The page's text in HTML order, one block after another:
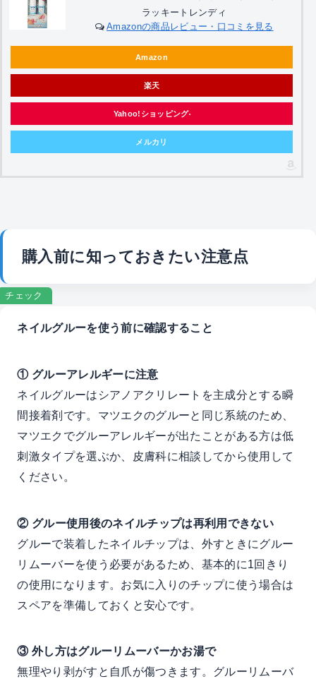
ラッキートレンディ
Amazonの商品レビュー・口コミを見る
Amazon
楽天
Yahoo!ショッピング
メルカリ
購入前に知っておきたい注意点
チェック
ネイルグルーを使う前に確認すること
① グルーアレルギーに注意
ネイルグルーはシアノアクリレートを主成分とする瞬
間接着剤です。マツエクのグルーと同じ系統のため、
マツエクでグルーアレルギーが出たことがある方は低
刺激タイプを選ぶか、皮膚科に相談してから使用して
ください。
② グルー使用後のネイルチップは再利用できない
グルーで装着したネイルチップは、外すときにグルー
リムーバーを使う必要があるため、基本的に1回きり
の使用になります。お気に入りのチップに使う場合は
スペアを準備しておくと安心です。
③ 外し方はグルーリムーバーかお湯で
無理やり剥がすと自爪が傷つきます。グルーリムーバ